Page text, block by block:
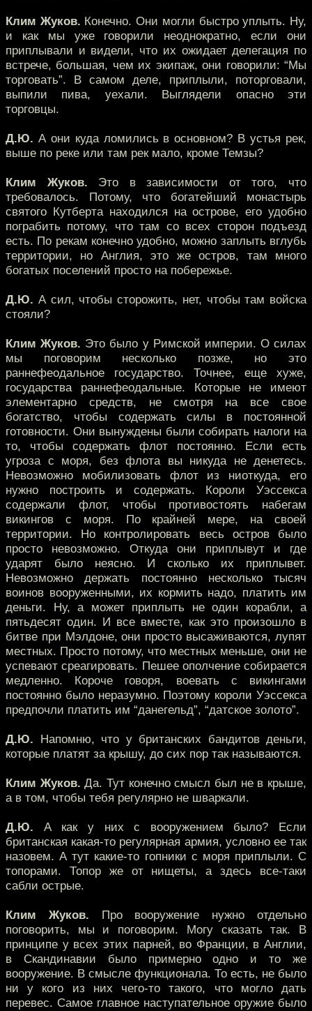
Клим Жуков. Конечно. Они могли быстро уплыть. Ну,
и как мы уже говорили неоднократно, если они
приплывали и видели, что их ожидает делегация по
встрече, большая, чем их экипаж, они говорили: “Мы
торговать”. В самом деле, приплыли, поторговали,
выпили пива, уехали. Выглядели опасно эти
торговцы.
Д.Ю. А они куда ломились в основном? В устья рек,
выше по реке или там рек мало, кроме Темзы?
Клим Жуков. Это в зависимости от того, что
требовалось. Потому, что богатейший монастырь
святого Кутберта находился на острове, его удобно
пограбить потому, что там со всех сторон подъезд
есть. По рекам конечно удобно, можно заплыть вглубь
территории, но Англия, это же остров, там много
богатых поселений просто на побережье.
Д.Ю. А сил, чтобы сторожить, нет, чтобы там войска
стояли?
Клим Жуков. Это было у Римской империи. О силах
мы поговорим несколько позже, но это
раннефеодальное государство. Точнее, еще хуже,
государства раннефеодальные. Которые не имеют
элементарно средств, не смотря на все свое
богатство, чтобы содержать силы в постоянной
готовности. Они вынуждены были собирать налоги на
то, чтобы содержать флот постоянно. Если есть
угроза с моря, без флота вы никуда не денетесь.
Невозможно мобилизовать флот из ниоткуда, его
нужно построить и содержать. Короли Уэссекса
содержали флот, чтобы противостоять набегам
викингов с моря. По крайней мере, на своей
территории. Но контролировать весь остров было
просто невозможно. Откуда они приплывут и где
ударят было неясно. И сколько их приплывет.
Невозможно держать постоянно несколько тысяч
воинов вооруженными, их кормить надо, платить им
деньги. Ну, а может приплыть не один корабли, а
пятьдесят один. И все вместе, как это произошло в
битве при Мэлдоне, они просто высаживаются, лупят
местных. Просто потому, что местных меньше, они не
успевают среагировать. Пешее ополчение собирается
медленно. Короче говоря, воевать с викингами
постоянно было неразумно. Поэтому короли Уэссекса
предпочли платить им “данегельд”, “датское золото”.
Д.Ю. Напомню, что у британских бандитов деньги,
которые платят за крышу, до сих пор так называются.
Клим Жуков. Да. Тут конечно смысл был не в крыше,
а в том, чтобы тебя регулярно не шваркали.
Д.Ю. А как у них с вооружением было? Если
британская какая-то регулярная армия, условно ее так
назовем. А тут какие-то гопники с моря приплыли. С
топорами. Топор же от нищеты, а здесь все-таки
сабли острые.
Клим Жуков. Про вооружение нужно отдельно
поговорить, мы и поговорим. Могу сказать так. В
принципе у всех этих парней, во Франции, в Англии,
в Скандинавии было примерно одно и то же
вооружение. В смысле функционала. То есть, не было
ни у кого из них чего-то такого, что могло дать
перевес. Самое главное наступательное оружие было